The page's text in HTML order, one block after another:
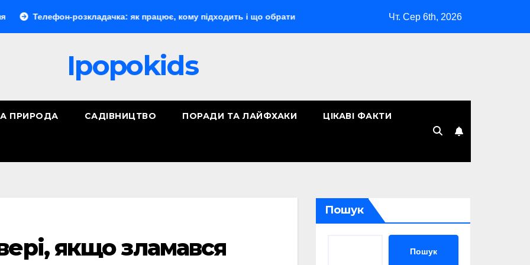
розкладачка: як працює, кому підходить і що обрати «Макіяж без макіяжу»: як японська декоративна косметика
Чт. Сер 6th, 2026
Ipopokids
ПРИРОДА САДІВНИЦТВО ПОРАДИ ТА ЛАЙФХАКИ ЦІКАВІ ФАКТИ
якщо зламався
Пошук
Пошук